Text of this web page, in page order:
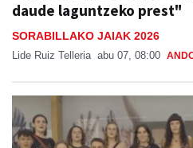
daude laguntzeko prest"
SORABILLAKO JAIAK 2026
Lide Ruiz Telleria abu 07, 08:00